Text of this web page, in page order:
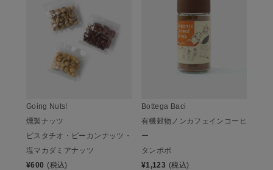
Going Nuts!
燻製ナッツ
ピスタチオ・ピーカンナッツ・
塩マカダミアナッツ
¥600 (税込)
Bottega Baci
有機穀物ノンカフェインコーヒ
ー
タンポポ
¥1,123 (税込)